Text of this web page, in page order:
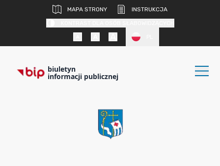
MAPA STRONY
INSTRUKCJA
biuletyn
informacji publicznej